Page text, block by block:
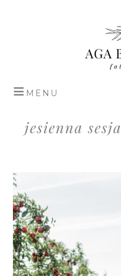
jesienna sesja